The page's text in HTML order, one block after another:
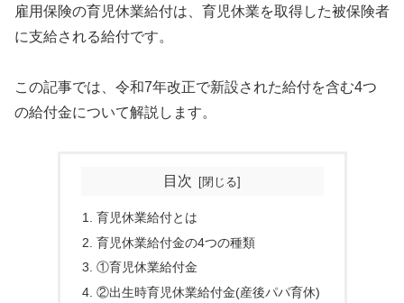
雇用保険の育児休業給付は、育児休業を取得した被保険者
に支給される給付です。
この記事では、令和7年改正で新設された給付を含む4つ
の給付金について解説します。
目次
育児休業給付とは
育児休業給付金の4つの種類
①育児休業給付金
②出生時育児休業給付金(産後パパ育休)